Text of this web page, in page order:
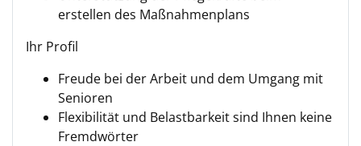
erstellen des Maßnahmenplans
Ihr Profil
Freude bei der Arbeit und dem Umgang mit
Senioren
Flexibilität und Belastbarkeit sind Ihnen keine
Fremdwörter